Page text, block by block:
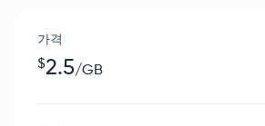
가격
$2.5/GB